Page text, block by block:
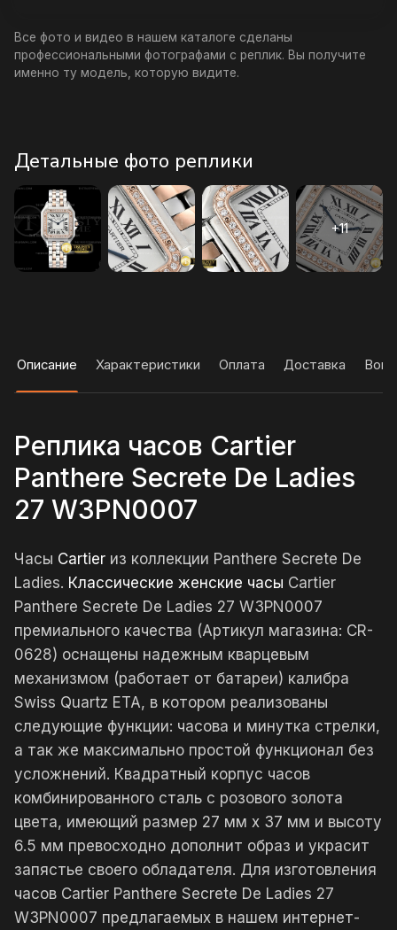
Все фото и видео в нашем каталоге сделаны
профессиональными фотографами с реплик. Вы получите
именно ту модель, которую видите.
Детальные фото реплики
Описание Характеристики Оплата Доставка
Реплика часов Cartier
Panthere Secrete De Ladies
27 W3PN0007
Часы Cartier из коллекции Panthere Secrete De
Ladies. Классические женские часы Cartier
Panthere Secrete De Ladies 27 W3PN0007
премиального качества (Артикул магазина: CR-
0628) оснащены надежным кварцевым
механизмом (работает от батареи) калибра
Swiss Quartz ETA, в котором реализованы
следующие функции: часова и минутка стрелки,
а так же максимально простой функционал без
усложнений. Квадратный корпус часов
комбинированного сталь с розового золота
цвета, имеющий размер 27 мм х 37 мм и высоту
6.5 мм превосходно дополнит образ и украсит
запястье своего обладателя. Для изготовления
часов Cartier Panthere Secrete De Ladies 27
W3PN0007 предлагаемых в нашем интернет-